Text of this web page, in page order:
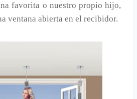
favorita o nuestro propio hijo,
ventana abierta en el recibidor.